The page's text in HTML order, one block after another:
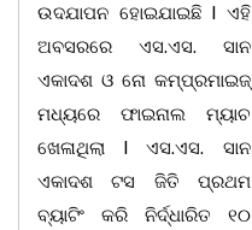
ଉଦଯାପନ ହୋଇଯାଇଛି l ଏହି
ଅବସରରେ ଏସ.ଏସ. ସାନ
ଏକାଦଶ ଓ ନୋ କମ୍ପ୍ରମାଇଜ୍
ମଧ୍ୟରେ ଫାଇନାଲ ମ୍ୟାଚ
ଖେଳାଥିଲା l ଏସ.ଏସ. ସାନ
ଏକାଦଶ ଟସ ଜିତି ପ୍ରଥମ
ବ୍ୟାଟିଂ କରି ନିର୍ଦ୍ଧାରିତ ୧୦